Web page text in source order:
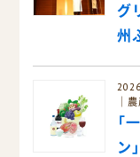
グ
州
「
ン